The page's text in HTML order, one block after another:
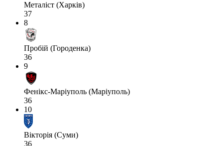
Металіст (Харків)
37
8
Пробій (Городенка)
36
9
Фенікс-Маріуполь (Маріуполь)
36
10
Вікторія (Суми)
36